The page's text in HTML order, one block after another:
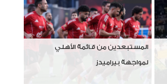
المستبعدين من قائمة الأهلي
لمواجهة بيراميدز